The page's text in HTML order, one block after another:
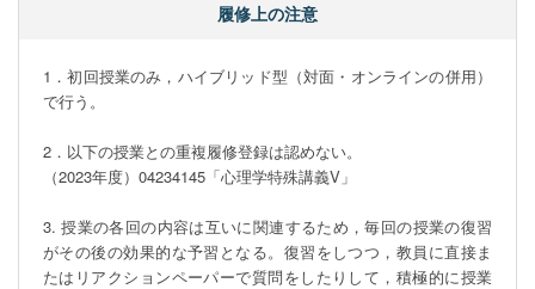
履修上の注意
1．初回授業のみ，ハイブリッド型（対面・オンラインの併用）
で行う。
2．以下の授業との重複履修登録は認めない。
（2023年度）04234145「心理学特殊講義V」
3. 授業の各回の内容は互いに関連するため，毎回の授業の復習
がその後の効果的な予習となる。復習をしつつ，教員に直接ま
たはリアクションペーパーで質問をしたりして，積極的に授業